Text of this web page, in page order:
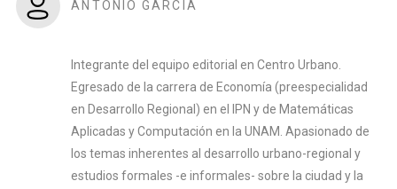
ANTONIO GARCÍA
Integrante del equipo editorial en Centro Urbano.
Egresado de la carrera de Economía (preespecialidad
en Desarrollo Regional) en el IPN y de Matemáticas
Aplicadas y Computación en la UNAM. Apasionado de
los temas inherentes al desarrollo urbano-regional y
estudios formales -e informales- sobre la ciudad y la